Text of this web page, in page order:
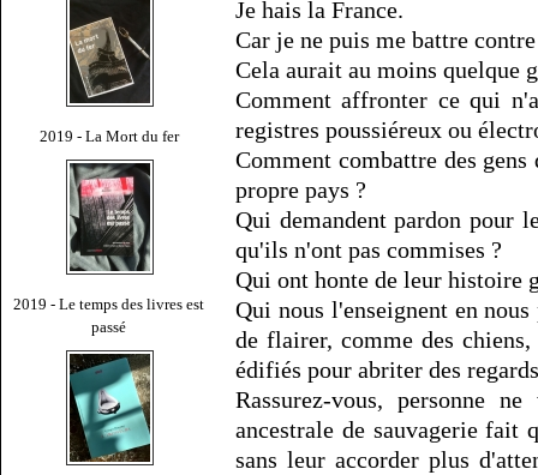
2019 - La Mort du fer
2019 - Le temps des livres est
passé
Je hais la France.
Car je ne puis me battre
Cela aurait au moins quelque
Comment affronter ce qui
registres poussiéreux ou
Comment combattre des
propre pays ?
Qui demandent pardon pour
qu'ils n'ont pas commises ?
Qui ont honte de leur histoire
Qui nous l'enseignent en
de flairer, comme des
édifiés pour abriter des
Rassurez-vous, personne
ancestrale de sauvagerie fait
sans leur accorder plus